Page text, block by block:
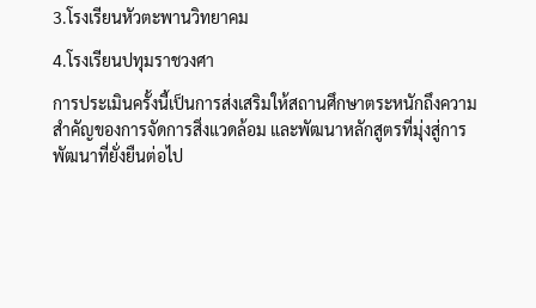
3.โรงเรียนหัวตะพานวิทยาคม
4.โรงเรียนปทุมราชวงศา
การประเมินครั้งนี้เป็นการส่งเสริมให้สถานศึกษาตระหนักถึงความ
สำคัญของการจัดการสิ่งแวดล้อม และพัฒนาหลักสูตรที่มุ่งสู่การ
พัฒนาที่ยั่งยืนต่อไป